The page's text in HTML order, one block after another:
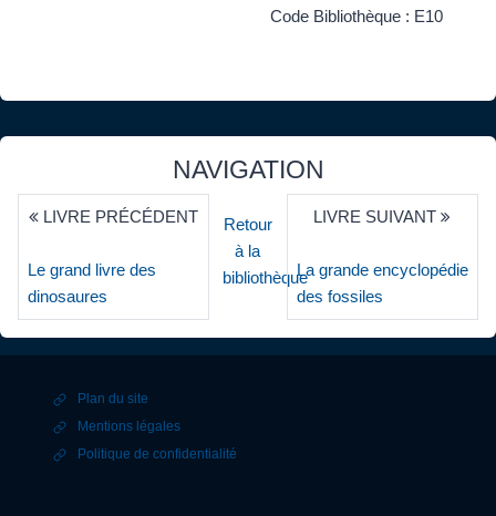
Code Bibliothèque : E10
NAVIGATION
LIVRE PRÉCÉDENT
Le grand livre des
dinosaures
Retour
à la
bibliothèque
LIVRE SUIVANT
La grande encyclopédie
des fossiles
Plan du site
Mentions légales
Politique de confidentialité